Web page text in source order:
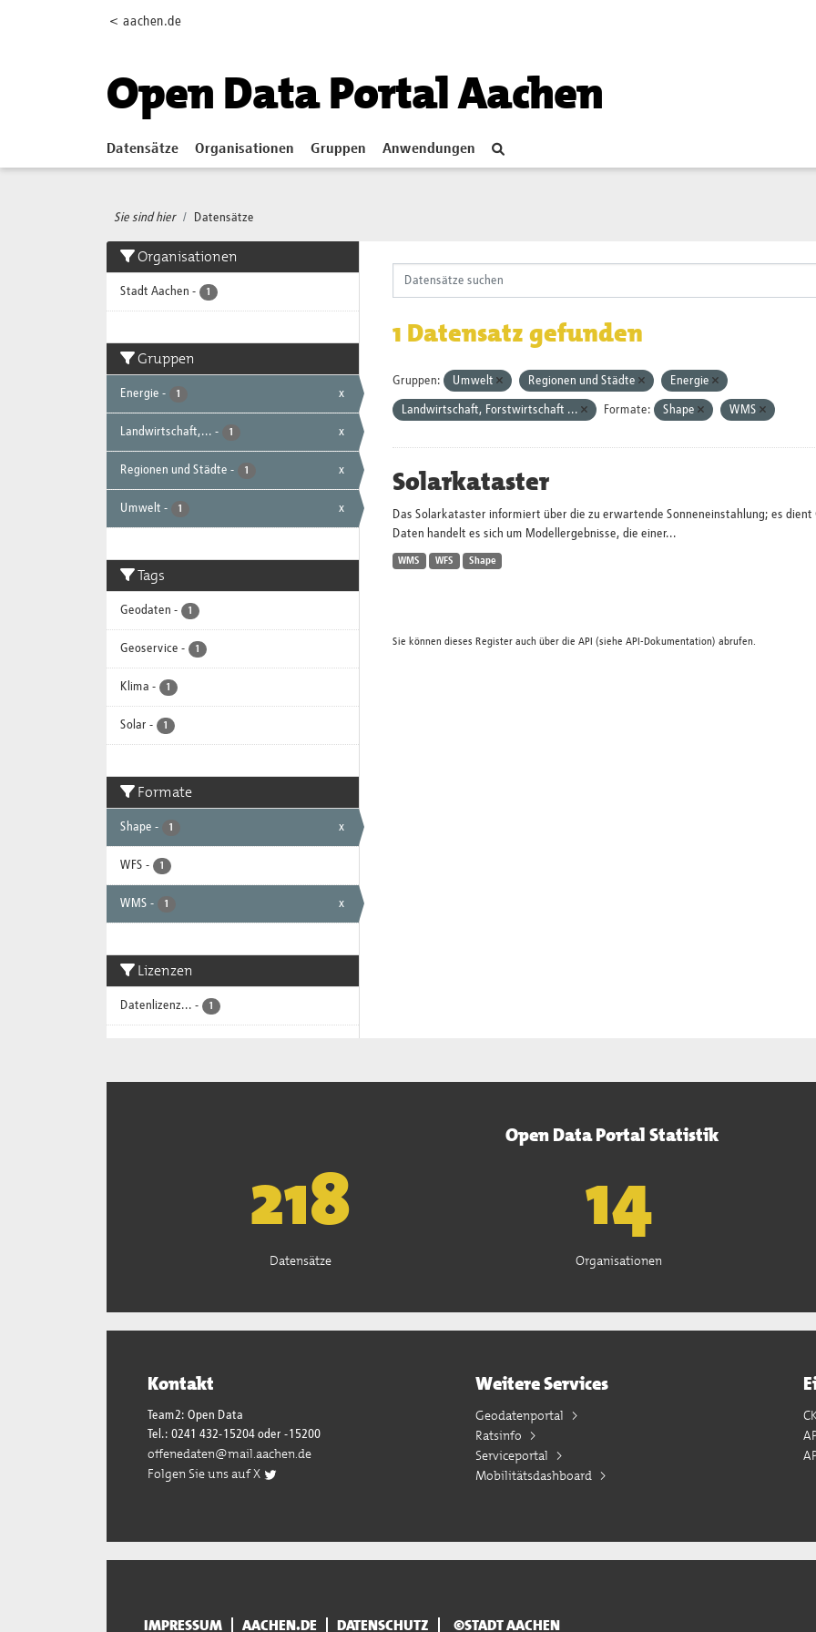
< aachen.de
Open Data Portal Aachen
Datensätze Organisationen Gruppen Anwendungen
Sie sind hier Datensätze
Organisationen
Stadt Aachen - 1
Gruppen
Energie - 1 x
Landwirtschaft,... - 1 x
Regionen und Städte - 1 x
Umwelt - 1 x
Tags
Geodaten - 1
Geoservice - 1
Klima - 1
Solar - 1
Formate
Shape - 1 x
WFS - 1
WMS - 1 x
Lizenzen
Datenlizenz... - 1
1 Datensatz gefunden
Gruppen: Umwelt Regionen und Städte Energie
Landwirtschaft, Forstwirtschaft ... Formate: Shape WMS
Solarkataster
Das Solarkataster informiert über die zu erwartende Sonneneinstahlung; es
Daten handelt es sich um Modellergebnisse, die einer...
WMS WFS Shape
Sie können dieses Register auch über die API (siehe API-Dokumentation) abrufen.
Open Data Portal Statistik
221
Datensätze
15
Organisationen
Kontakt
Team2: Open Data
Tel.: 0241 432-15204 oder -15200
offenedaten@mail.aachen.de
Folgen Sie uns auf X
Weitere Services
Geodatenportal
Ratsinfo
Serviceportal
Mobilitätsdashboard
IMPRESSUM AACHEN.DE DATENSCHUTZ ©STADT AACHEN